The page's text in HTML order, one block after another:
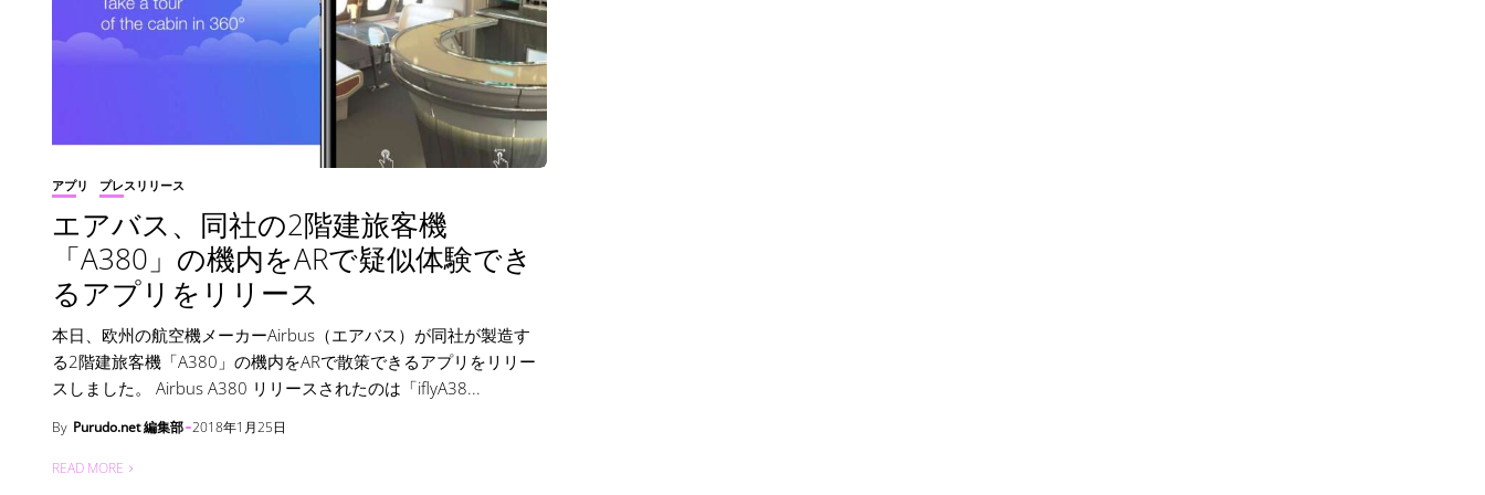
アプリ プレスリリース
エアバス、同社の2階建旅客機
「A380」の機内をARで疑似体験でき
るアプリをリリース
本日、欧州の航空機メーカーAirbus（エアバス）が同社が製造す
る2階建旅客機「A380」の機内をARで散策できるアプリをリリー
スしました。 Airbus A380 リリースされたのは「iflyA38...
By Purudo.net 編集部 2018年1月25日
READ MORE